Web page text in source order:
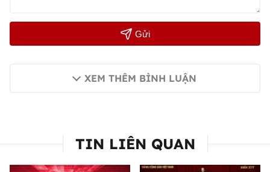
Gửi
XEM THÊM BÌNH LUẬN
TIN LIÊN QUAN